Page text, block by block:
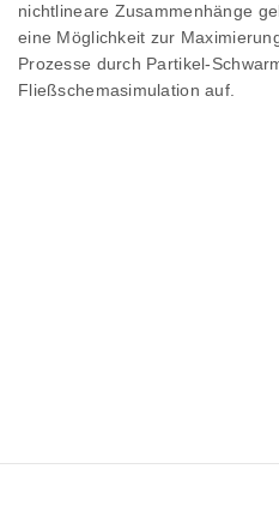
nichtlineare Zusammenhänge
eine Möglichkeit zur
Prozesse durch Partikel-
Fließschemasimulation auf.